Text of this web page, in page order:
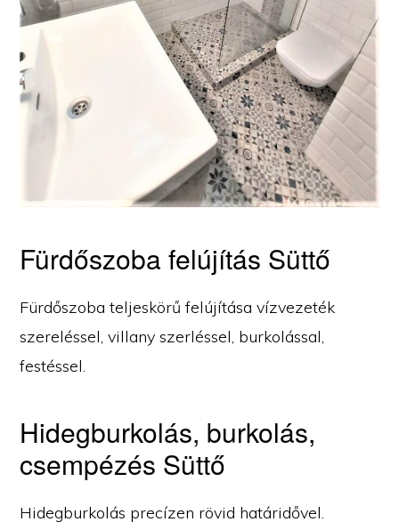
Fürdőszoba felújítás Süttő
Fürdőszoba teljeskörű felújítása vízvezeték
szereléssel, villany szerléssel, burkolással,
festéssel.
Hidegburkolás, burkolás,
csempézés Süttő
Hidegburkolás precízen rövid határidővel.